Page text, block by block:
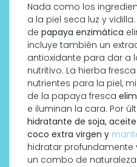
Nada como los
a la piel seca luz y
de papaya enzimática
incluye también un
antioxidante para dar a
nutritivo. La hierba
nutrientes para la piel,
de la papaya fresca
e iluminan la cara. Por
hidratante de soja,
coco extra virgen y
hidratar profundamente
un combo de